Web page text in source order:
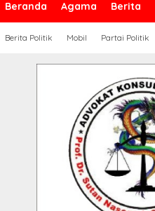
Beranda Agama Berita
Berita Politik Mobil Partai Politik